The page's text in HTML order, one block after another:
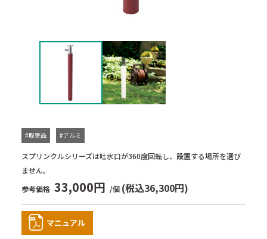
スプリンクルシリーズは吐水口が360度回転し、設置する場所を選び
ません。
#取寄品 #アルミ
参考価格 33,000円 /個 (税込36,300円)
マニュアル